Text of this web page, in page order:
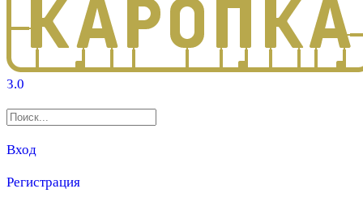
3.0
Вход
Регистрация